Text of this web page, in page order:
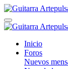
Inicio
Foros
Nuevos